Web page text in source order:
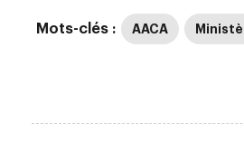
Mots-clés : AACA